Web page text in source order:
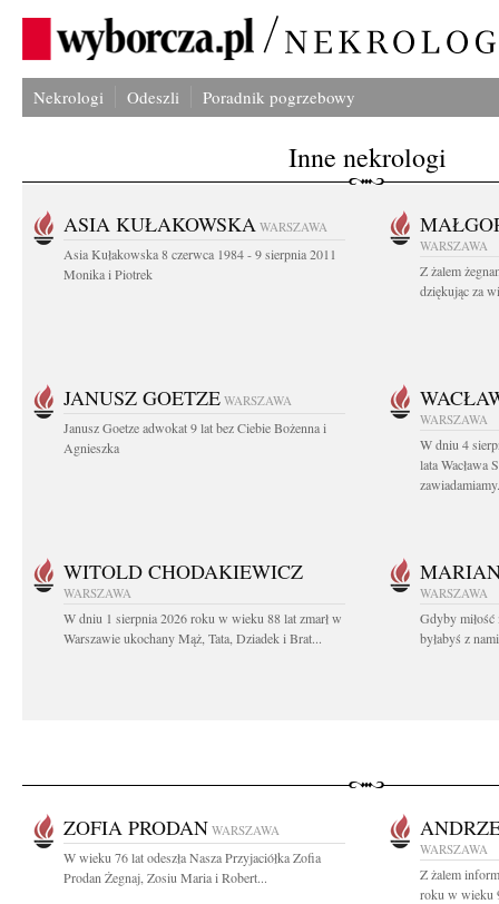
Nekrologi Odeszli Poradnik pogrzebowy
Inne nekrologi
ASIA KUŁAKOWSKA WARSZAWA
Asia Kułakowska 8 czerwca 1984 - 9 sierpnia 2011
Monika i Piotrek
WARSZAWA
Z żalem
dziękując za
JANUSZ GOETZE WARSZAWA
Janusz Goetze adwokat 9 lat bez Ciebie Bożenna i
Agnieszka
WARSZAWA
W dniu 4
lata Wacława
WITOLD CHODAKIEWICZ
WARSZAWA
W dniu 1 sierpnia 2026 roku w wieku 88 lat zmarł w
Warszawie ukochany Mąż, Tata, Dziadek i Brat...
WARSZAWA
Gdyby miłość
byłabyś z
ZOFIA PRODAN WARSZAWA
W wieku 76 lat odeszła Nasza Przyjaciółka Zofia
Prodan Żegnaj, Zosiu Maria i Robert...
WARSZAWA
Z żalem
roku w wieku